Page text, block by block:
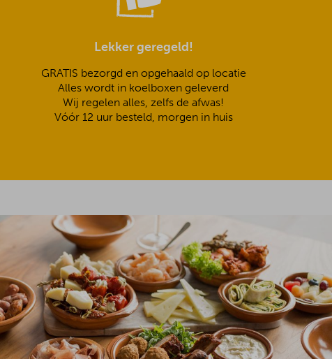
Lekker geregeld!
GRATIS bezorgd en opgehaald op locatie
Alles wordt in koelboxen geleverd
Wij regelen alles, zelfs de afwas!
Vóór 12 uur besteld, morgen in huis